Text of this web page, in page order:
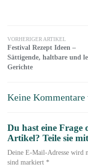
VORHERIGER ARTIKEL
Festival Rezept Ideen –
Sättigende, haltbare und
Gerichte
Keine Kommentare
Du hast eine Frage
Artikel? Teile sie
Deine E-Mail-Adresse wird
sind markiert *